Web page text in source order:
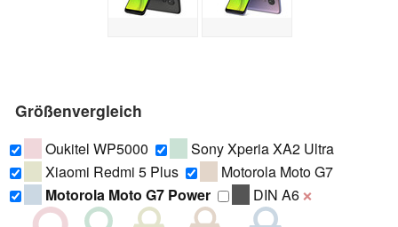
Größenvergleich
Oukitel WP5000
Sony Xperia XA2 Ultra
Xiaomi Redmi 5 Plus
Motorola Moto G7
Motorola Moto G7 Power
DIN A6 ❌